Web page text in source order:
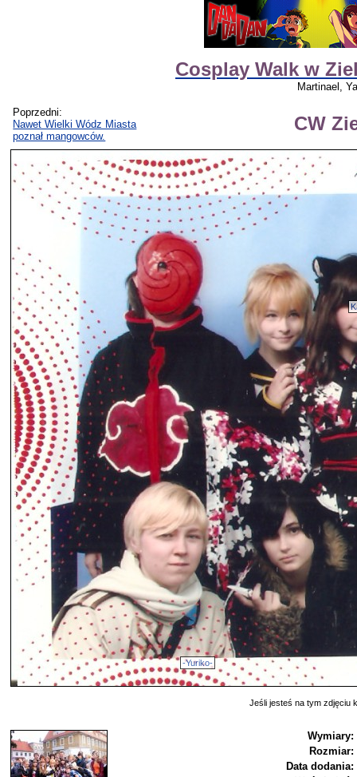
Cosplay Walk w
Martinael,
Poprzedni:
Nawet Wielki Wódz Miasta
poznał mangowców.
CW
-Yuriko-
Jeśli jesteś na tym zdjęciu
Wymiary:
Rozmiar:
Data dodania: